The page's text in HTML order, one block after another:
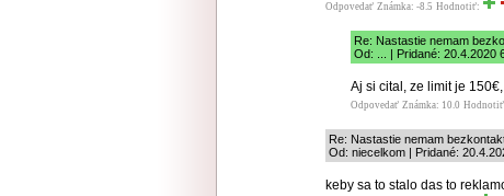
Odpovedať Známka: -8.5 Hodnotiť:
Re: Nastastie nemam
Od: ... | Pridané: 20.4.2020
Aj si cital, ze limit je
Odpovedať Známka: 10.0
Re: Nastastie nemam
Od: niecelkom | Pridané:
keby sa to stalo das to